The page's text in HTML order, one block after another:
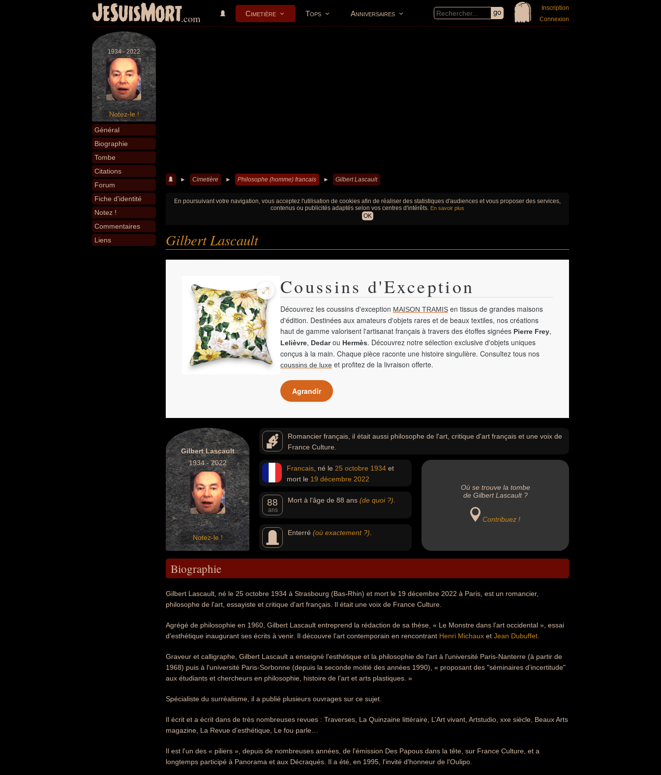
JeSuisMort.com Cimetière Tops Anniversaires
Inscription
Connexion
1934 - 2022
Notez-le !
Général
Biographie
Tombe
Citations
Forum
Fiche d'identité
Notez !
Commentaires
Liens
► Cimetière ► Philosophe (homme) francais ► Gilbert Lascault
En poursuivant votre navigation, vous acceptez l'utilisation de cookies afin de réaliser des statistiques d'audiences et vous proposer des services,
contenus ou publicités adaptés selon vos centres d'intérêts. En savoir plus
OK
Gilbert Lascault
Coussins d'Exception
Découvrez les coussins d'exception MAISON TRAMIS en tissus de grandes maisons
d'édition. Destinées aux amateurs d'objets rares et de beaux textiles, nos créations
haut de gamme valorisent l'artisanat français à travers des étoffes signées Pierre Frey,
Lelièvre, Dedarou Hermès. Découvrez notre sélection exclusive d'objets uniques
conçus à la main. Chaque pièce raconte une histoire singulière. Consultez tous nos
coussins de luxe et profitez de la livraison offerte.
Agrandir
Gilbert Lascault
1934 - 2022
Notez-le !
Romancier français, il était aussi philosophe de l'art, critique d'art français et une voix de
France Culture.
Francais , né le 25 octobre 1934 et
mort le 19 décembre 2022
88
ans
Mort à l'âge de 88 ans (de quoi ?)
Enterré (où exactement ?)
Où se trouve la tombe
de Gilbert Lascault ?
Contribuez !
Biographie
Gilbert Lascault, né le 25 octobre 1934 à Strasbourg (Bas-Rhin) et mort le 19 décembre 2022 à Paris, est un romancier,
philosophe de l'art, essayiste et critique d'art français. Il était une voix de France Culture.
Agrégé de philosophie en 1960, Gilbert Lascault entreprend la rédaction de sa thèse, « Le Monstre dans l’art occidental », essai
d'esthétique inaugurant ses écrits à venir. Il découvre l’art contemporain en rencontrant Henri Michaux et Jean Dubuffet
Graveur et calligraphe, Gilbert Lascault a enseigné l'esthétique et la philosophie de l'art à l'université Paris-Nanterre (à partir de
1968) puis à l'université Paris-Sorbonne (depuis la seconde moitié des années 1990), « proposant des "séminaires d’incertitude"
aux étudiants et chercheurs en philosophie, histoire de l’art et arts plastiques. »
Spécialiste du surréalisme, il a publié plusieurs ouvrages sur ce sujet.
Il écrit et a écrit dans de très nombreuses revues : Traverses, La Quinzaine littéraire, L’Art vivant, Artstudio, xxe siècle, Beaux Arts
magazine, La Revue d’esthétique, Le fou parle…
Il est l'un des « piliers », depuis de nombreuses années, de l'émission Des Papous dans la tête, sur France Culture, et a
longtemps participé à Panorama et aux Décraqués. Il a été, en 1995, l'invité d'honneur de l'Oulipo.